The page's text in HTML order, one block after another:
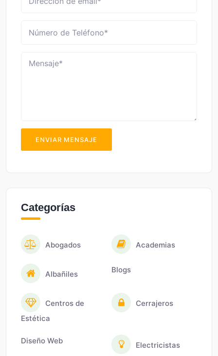
ENVIAR MENSAJE
Categorías
Abogados Academias
Albañiles Blogs
Centros de
Estética
Cerrajeros
Diseño Web Electricistas